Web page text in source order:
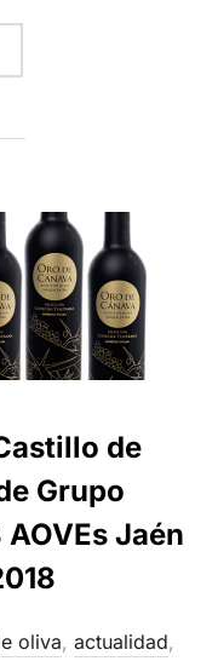
GADEO,
de
Grupo
Jaén
oliva, actualidad,